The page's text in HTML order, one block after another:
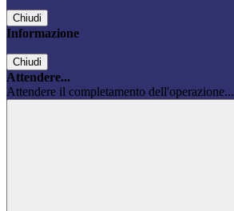
Chiudi
Informazione
Chiudi
Attendere...
Attendere il completamento dell'operazione...